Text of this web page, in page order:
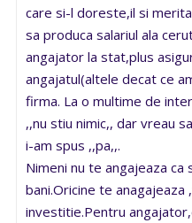
care si-l doreste,il si
sa produca salariul ala
angajator la stat,plus
angajatul(altele decat ce
firma. La o multime de
,,nu stiu nimic,, dar vreau
i-am spus ,,pa,,.
Nimeni nu te angajeaza ca
bani.Oricine te anagajeaza
investitie.Pentru